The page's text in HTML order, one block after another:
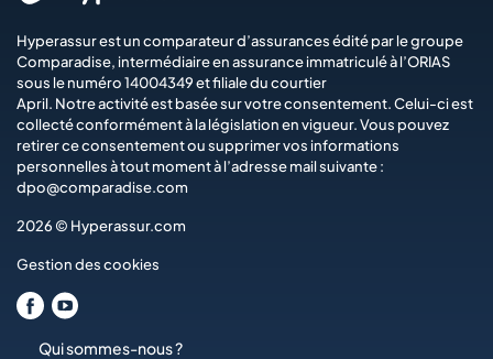
Hyperassur est un comparateur d’assurances édité par le groupe
Comparadise, intermédiaire en assurance immatriculé à l’ORIAS
sous le numéro 14004349 et filiale du courtier
April. Notre activité est basée sur votre consentement. Celui-ci est
collecté conformément à la législation en vigueur. Vous pouvez
retirer ce consentement ou supprimer vos informations
personnelles à tout moment à l’adresse mail suivante :
dpo@comparadise.com
2026 © Hyperassur.com
Gestion des cookies
Qui sommes-nous ?